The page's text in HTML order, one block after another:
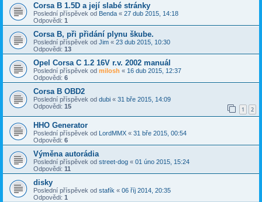
Corsa B 1.5D a její slabé stránky
Poslední příspěvek od Benda « 27 dub 2015, 14:18
Odpovědi: 1
Corsa B, při přidání plynu škube.
Poslední příspěvek od Jim « 23 dub 2015, 10:30
Odpovědi: 13
Opel Corsa C 1.2 16V r.v. 2002 manuál
Poslední příspěvek od milosh « 16 dub 2015, 12:37
Odpovědi: 6
Corsa B OBD2
Poslední příspěvek od dubi « 31 bře 2015, 14:09
Odpovědi: 15 1 2
HHO Generator
Poslední příspěvek od LordMMX « 31 bře 2015, 00:54
Odpovědi: 6
Výměna autorádia
Poslední příspěvek od street-dog « 01 úno 2015, 15:24
Odpovědi: 11
disky
Poslední příspěvek od stafík « 06 říj 2014, 20:35
Odpovědi: 1